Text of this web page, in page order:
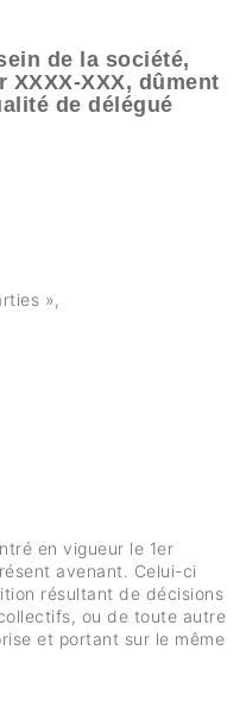
de la société,
XXXX-XXX, dûment
de délégué
»,
en vigueur le 1er
avenant. Celui-ci
résultant de décisions
ou de toute autre
et portant sur le même